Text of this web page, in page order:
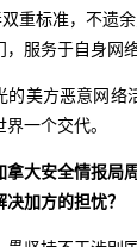
双重标准，不
服务于自身网
的美方恶意网络
一个交代。
拿大安全情报局
加方的担忧？